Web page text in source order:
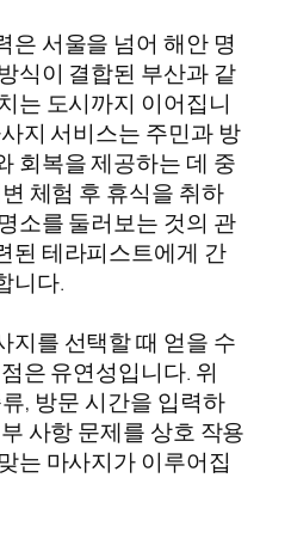
은 서울을 넘어 해안 명
식이 결합된 부산과 같
는 도시까지 이어집니
지 서비스는 주민과 방
회복을 제공하는 데 중
체험 후 휴식을 취하
소를 둘러보는 것의 관
된 테라피스트에게 간
니다.
지를 선택할 때 얻을 수
은 유연성입니다. 위
, 방문 시간을 입력하
사항 문제를 상호 작용
는 마사지가 이루어집